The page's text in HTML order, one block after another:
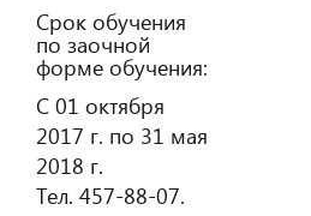
Срок обучения
по заочной
форме обучения:
С 01 октября
2017 г. по 31 мая
2018 г.
Тел. 457-88-07.